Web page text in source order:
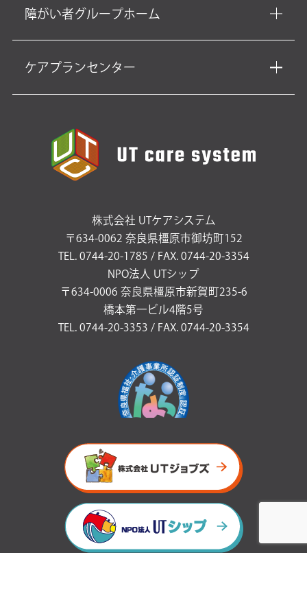
障がい者グループホーム
ケアプランセンター
株式会社 UTケアシステム
〒634-0062 奈良県橿原市御坊町152
TEL. 0744-20-1785 / FAX. 0744-20-3354
NPO法人 UTシップ
〒634-0006 奈良県橿原市新賀町235-6
橋本第一ビル4階5号
TEL. 0744-20-3353 / FAX. 0744-20-3354